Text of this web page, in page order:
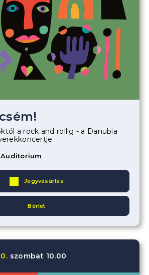
a rock and rollig - a Danubia
Jegyvásárlás
Bérlet
szombat 10.00